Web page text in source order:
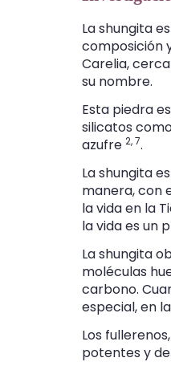
La shungita
composición
Carelia,
su nombre.
Esta piedra
silicatos
azufre 2,7.
La shungita
manera, con
la vida en la
la vida es un
La shungita
moléculas
carbono.
especial, en
Los
potentes y